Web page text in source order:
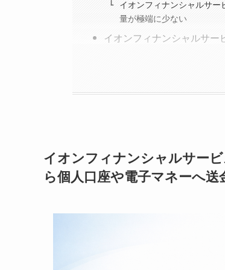
イオンフィナンシャルサー
量が極端に少ない
イオンフィナンシャルサー
イオンフィナンシャルサー
ら個人口座や電子マネーへ送